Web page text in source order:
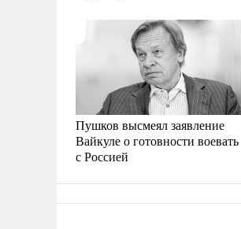
Пушков высмеял заявление
Вайкуле о готовности воевать
с Россией